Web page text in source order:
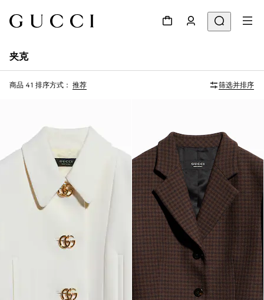
夹克
商品 41 排序方式： 推荐 筛选并排序